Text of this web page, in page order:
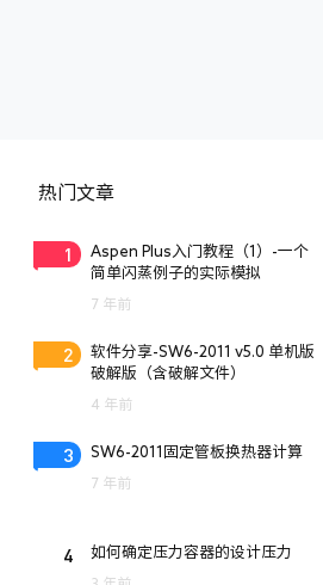
热门文章
1
Aspen Plus入门教程（1）-一个
简单闪蒸例子的实际模拟
7 年前
2
软件分享-SW6-2011 v5.0 单机版
破解版（含破解文件）
4 年前
3 SW6-2011固定管板换热器计算
7 年前
4 如何确定压力容器的设计压力